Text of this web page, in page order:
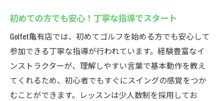
ルアップ
最新テクノロジーを駆使した練習法
自分のペースで進めるマンツーマンレッス
ン
スキルアップを目指す方へおすすめのプラ
初めての方でも安心！丁寧な指導でスタート
Golfet亀有店では、初めてゴルフを始める方でも安心して
参加できる丁寧な指導が行われています。経験豊富なイ
ンストラクターが、理解しやすい言葉で基本動作を教え
てくれるため、初心者でもすぐにスイングの感覚をつか
むことができます。レッスンは少人数制を採用してお